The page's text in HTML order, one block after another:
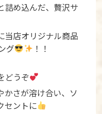
詰め込んだ、贅沢サ
当店オリジナル商品
グ
！！
どうぞ︎
かさが溶け合い、ソ
セントに